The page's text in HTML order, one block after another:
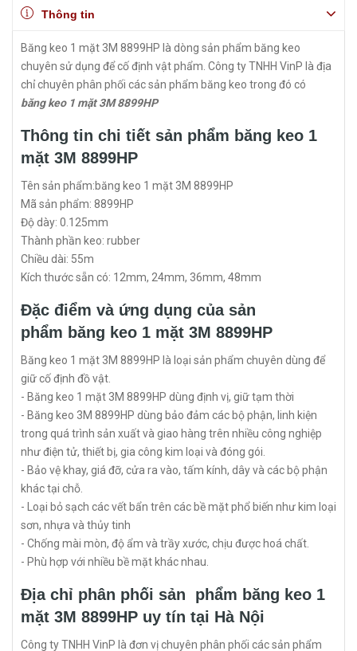
Thông tin
Băng keo 1 mặt 3M 8899HP là dòng sản phẩm băng keo
chuyên sử dụng để cố định vật phẩm. Công ty TNHH VinP là địa
chỉ chuyên phân phối các sản phẩm băng keo trong đó có
băng keo 1 mặt 3M 8899HP
Thông tin chi tiết sản phẩm băng keo 1
mặt 3M 8899HP
Tên sản phẩm:băng keo 1 mặt 3M 8899HP
Mã sản phẩm: 8899HP
Độ dày: 0.125mm
Thành phần keo: rubber
Chiều dài: 55m
Kích thước sẵn có: 12mm, 24mm, 36mm, 48mm
Đặc điểm và ứng dụng của sản
phẩm băng keo 1 mặt 3M 8899HP
Băng keo 1 mặt 3M 8899HP là loại sản phẩm chuyên dùng để
giữ cố định đồ vật.
- Băng keo 1 mặt 3M 8899HP dùng định vị, giữ tạm thời
- Băng keo 3M 8899HP dùng bảo đảm các bộ phận, linh kiện
trong quá trình sản xuất và giao hàng trên nhiều công nghiệp
như điện tử, thiết bị, gia công kim loại và đóng gói.
- Bảo vệ khay, giá đỡ, cửa ra vào, tấm kính, dây và các bộ phận
khác tại chỗ.
- Loại bỏ sạch các vết bẩn trên các bề mặt phổ biến như kim loại
sơn, nhựa và thủy tinh
- Chống mài mòn, độ ẩm và trầy xước, chịu được hoá chất.
- Phù hợp với nhiều bề mặt khác nhau.
Địa chỉ phân phối sản phẩm băng keo 1
mặt 3M 8899HP uy tín tại Hà Nội
Công ty TNHH VinP là đơn vị chuyên phân phối các sản phẩm